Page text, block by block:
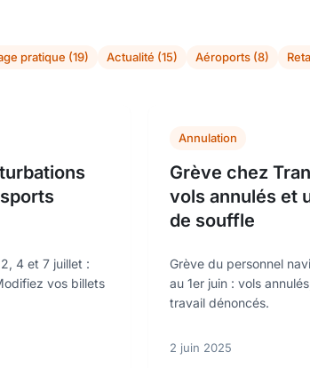
pratique (19) Actualité (15) Aéroports (8)
2, 4 et 7 juillet :
vos billets
Annulation
Grève chez
vols annulés et
de souffle
Grève du personnel
au 1er juin : vols
travail dénoncés.
2 juin 2025